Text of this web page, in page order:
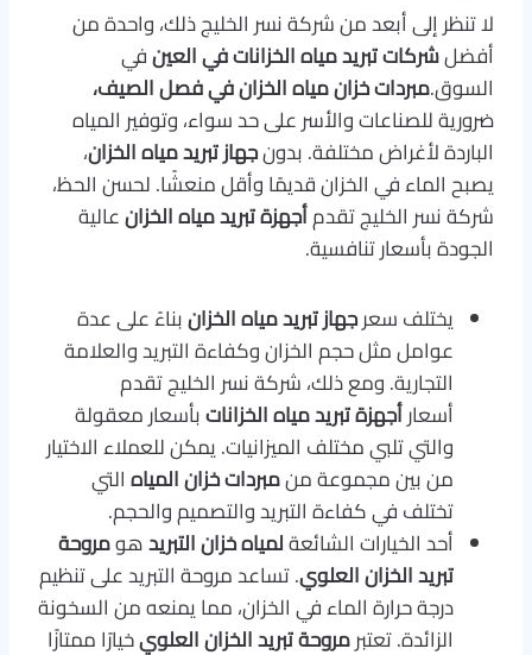
لا تنظر إلى أبعد من شركة نسر الخليج ذلك، واحدة من
أفضلشركات تبريد مياه الخزانات في العينفي
السوق.مبردات خزان مياه الخزان في فصل الصيف،
ضرورية للصناعات والأسر على حد سواء، وتوفير المياه
الباردة لأغراض مختلفة. بدونجهاز تبريد مياه الخزان،
يصبح الماء في الخزان قديمًا وأقل منعشًا. لحسن الحظ،
شركة نسر الخليج تقدمأجهزة تبريد مياه الخزانعالية
الجودة بأسعار تنافسية.
يختلف سعرجهاز تبريد مياه الخزانبناءً على عدة
عوامل مثل حجم الخزان وكفاءة التبريد والعلامة
التجارية. ومع ذلك، شركة نسر الخليج تقدم
أسعارأجهزة تبريد مياه الخزاناتبأسعار معقولة
والتي تلبي مختلف الميزانيات. يمكن للعملاء الاختيار
من بين مجموعة منمبردات خزان المياهالتي
تختلف في كفاءة التبريد والتصميم والحجم.
أحد الخيارات الشائعةلمياه خزان التبريدهومروحة
تبريد الخزان العلوي. تساعد مروحة التبريد على تنظيم
درجة حرارة الماء في الخزان، مما يمنعه من السخونة
الزائدة. تعتبرمروحة تبريد الخزان العلويخيارًا ممتازًا